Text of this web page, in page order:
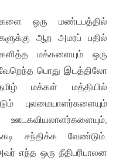
ஒரு மண்டபத்தில்
ஆற அமரப் பதில்
மக்களையும் ஒரு
பொது இடத்திலோ
மக்கள் மத்தியில்
புலமையாளர்களையும்
சந்திக்க வேண்டும்.
எந்த ஒரு நீதிபரிபாலன